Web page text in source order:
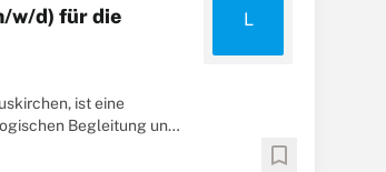
w/d) für die
L
ist eine
Begleitung und
bookmark